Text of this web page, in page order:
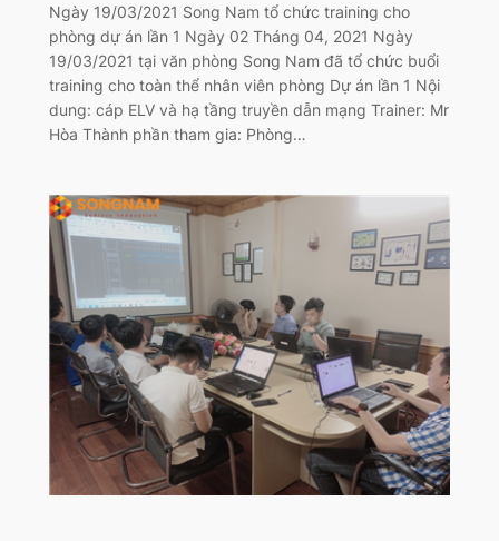
Ngày 19/03/2021 Song Nam tổ chức training cho
phòng dự án lần 1 Ngày 02 Tháng 04, 2021 Ngày
19/03/2021 tại văn phòng Song Nam đã tổ chức buổi
training cho toàn thể nhân viên phòng Dự án lần 1 Nội
dung: cáp ELV và hạ tầng truyền dẫn mạng Trainer: Mr
Hòa Thành phần tham gia: Phòng…